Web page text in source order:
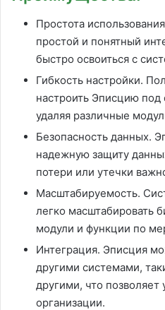
Простота
простой и понятный
быстро освоиться с
Гибкость настройки.
настроить Эписцию
удаляя различные
Безопасность данных.
надежную защиту
потери или утечки
Масштабируемость.
легко масштабировать
модули и функции по
Интеграция. Эписция
другими системами,
другими, что
организации.